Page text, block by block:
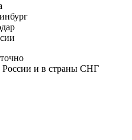
России и в страны СНГ